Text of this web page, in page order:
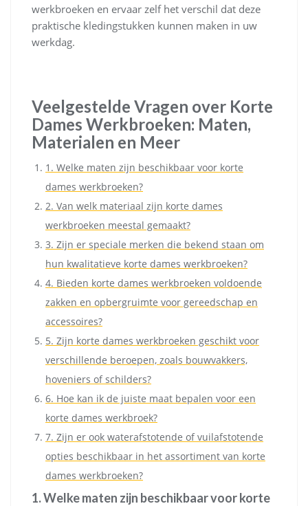
werkbroeken en ervaar zelf het verschil dat deze
praktische kledingstukken kunnen maken in uw
werkdag.
Veelgestelde Vragen over Korte
Dames Werkbroeken: Maten,
Materialen en Meer
1. Welke maten zijn beschikbaar voor korte
dames werkbroeken?
2. Van welk materiaal zijn korte dames
werkbroeken meestal gemaakt?
3. Zijn er speciale merken die bekend staan om
hun kwalitatieve korte dames werkbroeken?
4. Bieden korte dames werkbroeken voldoende
zakken en opbergruimte voor gereedschap en
accessoires?
5. Zijn korte dames werkbroeken geschikt voor
verschillende beroepen, zoals bouwvakkers,
hoveniers of schilders?
6. Hoe kan ik de juiste maat bepalen voor een
korte dames werkbroek?
7. Zijn er ook waterafstotende of vuilafstotende
opties beschikbaar in het assortiment van korte
dames werkbroeken?
1. Welke maten zijn beschikbaar voor korte